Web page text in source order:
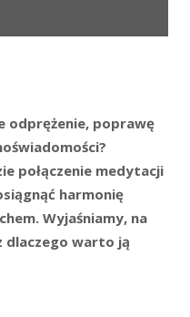
odprężenie, poprawę
połączenie medytacji
harmonię
Wyjaśniamy, na
dlaczego warto ją